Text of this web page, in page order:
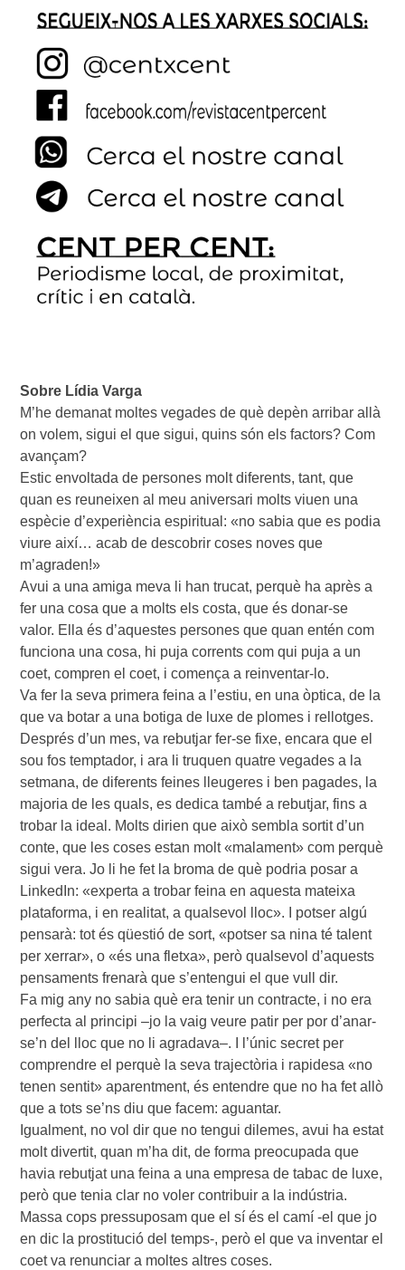
Sobre Lídia Varga
M’he demanat moltes vegades de què depèn arribar allà
on volem, sigui el que sigui, quins són els factors? Com
avançam?
Estic envoltada de persones molt diferents, tant, que
quan es reuneixen al meu aniversari molts viuen una
espècie d’experiència espiritual: «no sabia que es podia
viure així… acab de descobrir coses noves que
m’agraden!»
Avui a una amiga meva li han trucat, perquè ha après a
fer una cosa que a molts els costa, que és donar-se
valor. Ella és d’aquestes persones que quan entén com
funciona una cosa, hi puja corrents com qui puja a un
coet, compren el coet, i comença a reinventar-lo.
Va fer la seva primera feina a l’estiu, en una òptica, de la
que va botar a una botiga de luxe de plomes i rellotges.
Després d’un mes, va rebutjar fer-se fixe, encara que el
sou fos temptador, i ara li truquen quatre vegades a la
setmana, de diferents feines lleugeres i ben pagades, la
majoria de les quals, es dedica també a rebutjar, fins a
trobar la ideal. Molts dirien que això sembla sortit d’un
conte, que les coses estan molt «malament» com perquè
sigui vera. Jo li he fet la broma de què podria posar a
LinkedIn: «experta a trobar feina en aquesta mateixa
plataforma, i en realitat, a qualsevol lloc». I potser algú
pensarà: tot és qüestió de sort, «potser sa nina té talent
per xerrar», o «és una fletxa», però qualsevol d’aquests
pensaments frenarà que s’entengui el que vull dir.
Fa mig any no sabia què era tenir un contracte, i no era
perfecta al principi –jo la vaig veure patir per por d’anar-
se’n del lloc que no li agradava–. I l’únic secret per
comprendre el perquè la seva trajectòria i rapidesa «no
tenen sentit» aparentment, és entendre que no ha fet allò
que a tots se’ns diu que facem: aguantar.
Igualment, no vol dir que no tengui dilemes, avui ha estat
molt divertit, quan m’ha dit, de forma preocupada que
havia rebutjat una feina a una empresa de tabac de luxe,
però que tenia clar no voler contribuir a la indústria.
Massa cops pressuposam que el sí és el camí -el que jo
en dic la prostitució del temps-, però el que va inventar el
coet va renunciar a moltes altres coses.